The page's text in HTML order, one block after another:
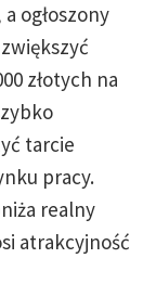
ogłoszony
złotych na
tarcie
pracy.
realny
atrakcyjność